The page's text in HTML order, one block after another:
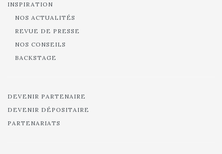
INSPIRATION
NOS ACTUALITÉS
REVUE DE PRESSE
NOS CONSEILS
BACKSTAGE
DEVENIR PARTENAIRE
DEVENIR DÉPOSITAIRE
PARTENARIATS